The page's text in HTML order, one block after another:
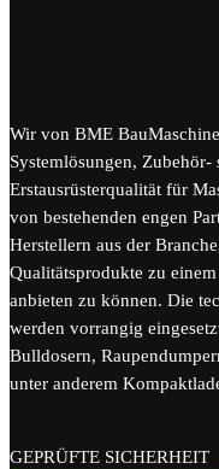
Wir von BME
Systemlösungen,
Erstausrüsterqualität für
von bestehenden engen
Herstellern aus der
Qualitätsprodukte zu
anbieten zu können. Die
werden vorrangig
Bulldosern,
unter anderem
GEPRÜFTE SICHERHEIT